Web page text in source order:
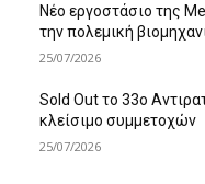
Νέο εργοστάσιο της
την πολεμική
25/07/2026
Sold Out το 33ο
κλείσιμο συμμετοχών
25/07/2026